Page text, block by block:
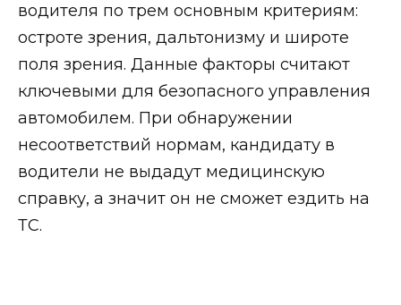
водителя по трем основным критериям:
остроте зрения, дальтонизму и широте
поля зрения. Данные факторы считают
ключевыми для безопасного управления
автомобилем. При обнаружении
несоответствий нормам, кандидату в
водители не выдадут медицинскую
справку, а значит он не сможет ездить на
ТС.